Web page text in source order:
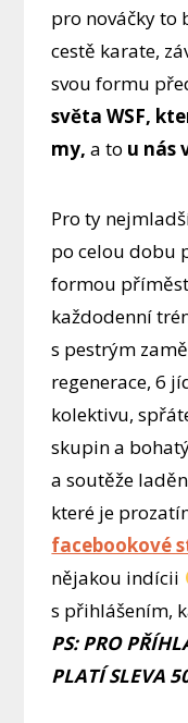
pro nováčky to
cestě karate,
svou formu
světa WSF,
my, a to u nás
Pro ty
po celou dobu
formou
každodenní
s pestrým
regenerace, 6
kolektivu,
skupin a
a soutěže
které je
facebookové
nějakou indícii
s přihlášením,
PS: PRO
PLATÍ SLEVA